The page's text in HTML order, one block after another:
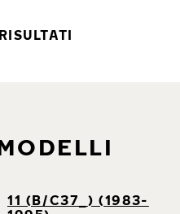
11 (B/C37_) (1983-